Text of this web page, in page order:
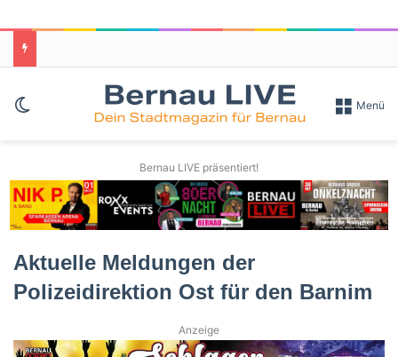
Skin umschalten Menü
Bernau LIVE präsentiert!
Aktuelle Meldungen der
Polizeidirektion Ost für den Barnim
Anzeige